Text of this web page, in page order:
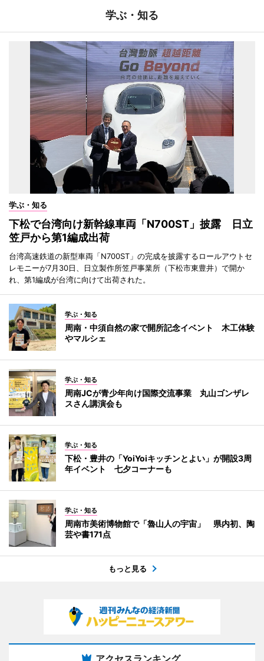
学ぶ・知る
学ぶ・知る
下松で台湾向け新幹線車両「N700ST」披露 日立
笠戸から第1編成出荷
台湾高速鉄道の新型車両「N700ST」の完成を披露するロールアウトセ
レモニーが7月30日、日立製作所笠戸事業所（下松市東豊井）で開か
れ、第1編成が台湾に向けて出荷された。
学ぶ・知る
周南・中須自然の家で開所記念イベント 木工体験
やマルシェ
学ぶ・知る
周南JCが青少年向け国際交流事業 丸山ゴンザレ
スさん講演会も
学ぶ・知る
下松・豊井の「YoiYoiキッチンとよい」が開設3周
年イベント 七夕コーナーも
学ぶ・知る
周南市美術博物館で「魯山人の宇宙」 県内初、陶
芸や書171点
もっと見る